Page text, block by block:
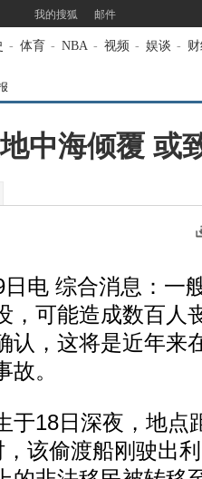
我的搜狐 邮件
- 体育 - NBA - 视频 - 娱谈 -
中海倾覆 或
综合消息：一
，可能造成数百人
认，这将是近年来
。
18日深夜，地点
该偷渡船刚驶出